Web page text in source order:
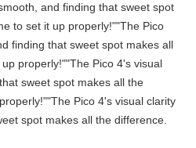
and finding that sweet spot
to set it up properly!""The Pico
finding that sweet spot makes all
properly!""The Pico 4's visual
sweet spot makes all the
Pico 4's visual clarity
spot makes all the difference.